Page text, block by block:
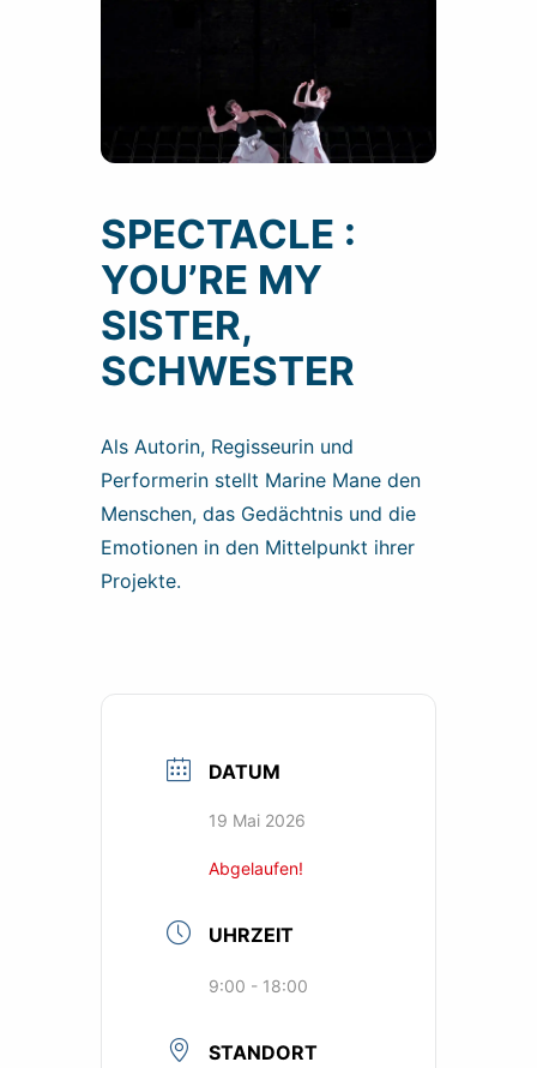
SPECTACLE :
YOU’RE MY
SISTER,
SCHWESTER
Als Autorin, Regisseurin und
Performerin stellt Marine Mane den
Menschen, das Gedächtnis und die
Emotionen in den Mittelpunkt ihrer
Projekte.
DATUM
19 Mai 2026
Abgelaufen!
UHRZEIT
9:00 - 18:00
STANDORT